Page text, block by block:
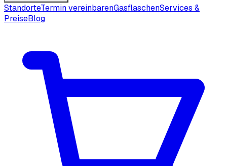
StandorteTermin vereinbarenGasflaschenServices &
PreiseBlog